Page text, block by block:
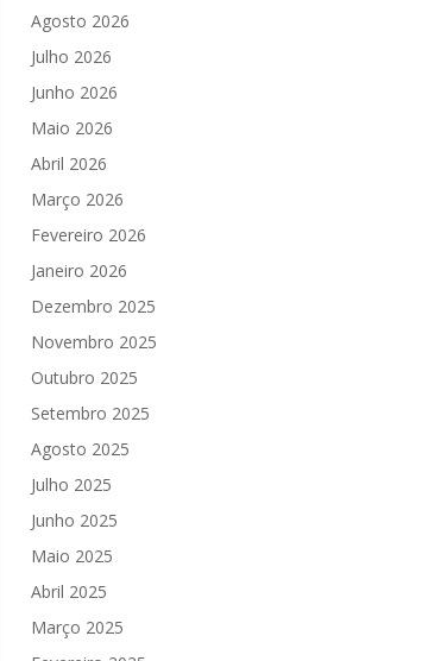
Agosto 2026
Julho 2026
Junho 2026
Maio 2026
Abril 2026
Março 2026
Fevereiro 2026
Janeiro 2026
Dezembro 2025
Novembro 2025
Outubro 2025
Setembro 2025
Agosto 2025
Julho 2025
Junho 2025
Maio 2025
Abril 2025
Março 2025